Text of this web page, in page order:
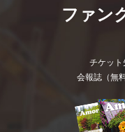
ファン
チケット
会報誌（無